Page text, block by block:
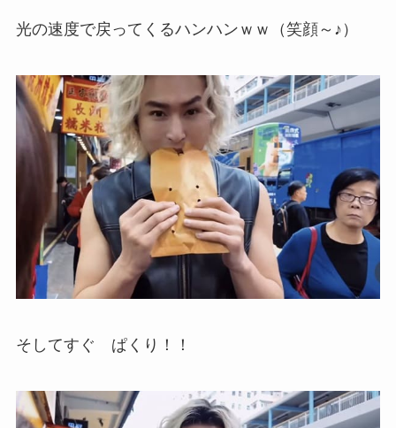
光の速度で戻ってくるハンハンｗｗ（笑顔～♪）
そしてすぐ ぱくり！！